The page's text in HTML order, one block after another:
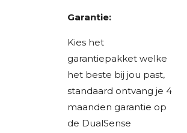
Garantie:
Kies het
garantiepakket welke
het beste bij jou past,
standaard ontvang je 4
maanden garantie op
de DualSense